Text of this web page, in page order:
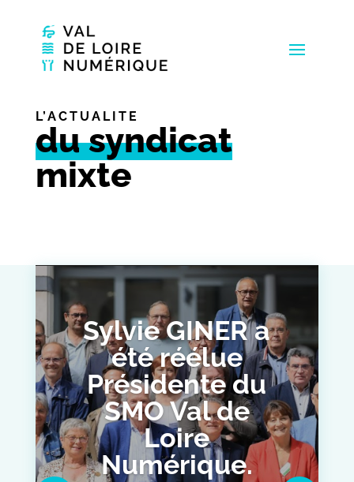
L’ACTUALITÉ
du syndicat
mixte
Sylvie GINER a
été réélue
Présidente du
SMO Val de
Loire
Numérique.